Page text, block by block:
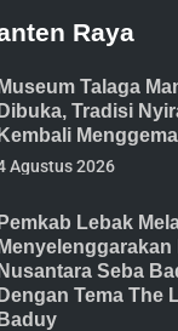
Raya
Museum Talaga
Dibuka, Tradisi
Kembali
Agustus 2026
Pemkab Lebak
Nusantara Seba
Dengan Tema The
Baduy